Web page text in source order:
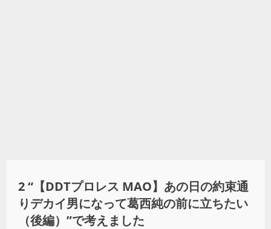
2 “ 【DDTプロレス MAO】あの日の約束通
りデカイ男になって葛西純の前に立ちたい
（後編） ”で考えました